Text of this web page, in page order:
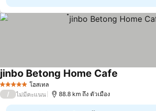
5 ดาว โฮสเทล
๋jinbo Betong Home Cafe
/ ไม่มีคะแนน 88.8 km ถึง ตัวเมือง